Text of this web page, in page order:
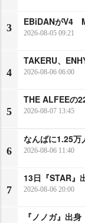
3
EBiDANがV4
2026-08-05 09:21
4
TAKERU、
2026-08-06 06:00
5
THE ALFEEの
2026-08-07 13:45
6
なんばに1.25万
2026-08-06 11:40
7
13日『STAR』
2026-08-06 20:00
『ノノガ』出